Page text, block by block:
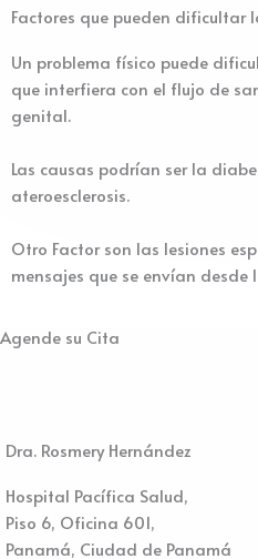
Factores que pueden dificultar
Un problema físico puede
que interfiera con el flujo de
genital.
Las causas podrían ser la
ateroesclerosis.
Otro Factor son las lesiones
mensajes que se envían
Agende su Cita
Dra. Rosmery Hernández
Hospital Pacífica Salud,
Piso 6, Oficina 601,
Panamá, Ciudad de Panamá